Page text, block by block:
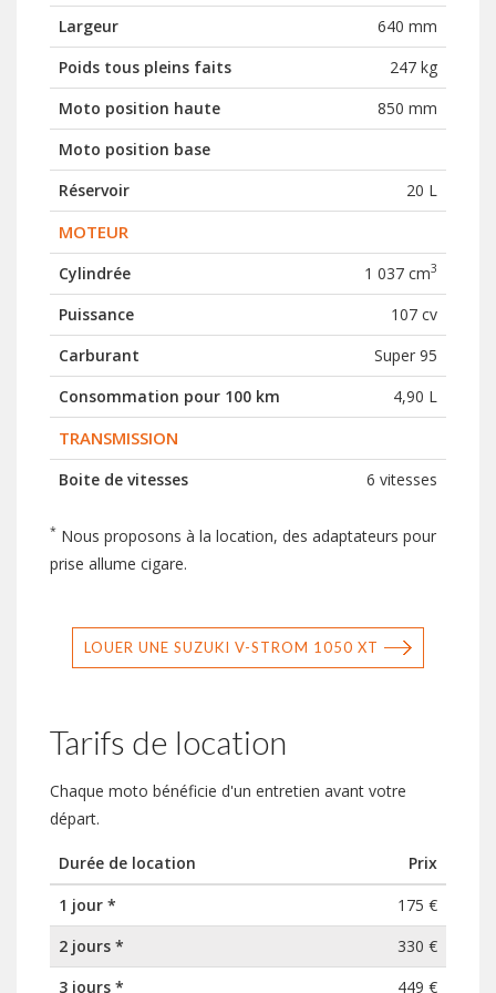
Largeur
640 mm
Poids tous pleins faits
247 kg
Moto position haute
850 mm
Moto position base
Réservoir
20 L
MOTEUR
Cylindrée 1 037 cm3
Puissance
107 cv
Carburant
Super 95
Consommation pour 100 km
4,90 L
TRANSMISSION
Boite de vitesses 6 vitesses
* Nous proposons à la location, des adaptateurs pour
prise allume cigare.
LOUER UNE SUZUKI V-STROM 1050 XT
Tarifs de location
Chaque moto bénéficie d'un entretien avant votre
départ.
Durée de location
Prix
1 jour *
175 €
2 jours *
330 €
3 jours *
449 €